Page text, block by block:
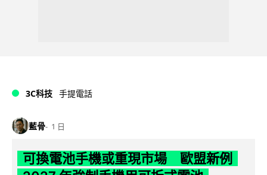
3C科技 手提電話
藍骨 1 日
可換電池手機或重現市場 歐盟新例